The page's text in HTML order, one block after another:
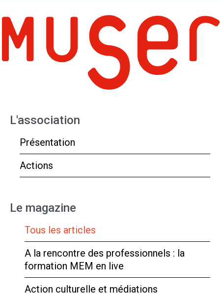
L'association
Présentation
Actions
Le magazine
Tous les articles
A la rencontre des professionnels : la
formation MEM en live
Action culturelle et médiations